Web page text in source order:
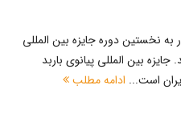
به نخستین دوره جایزه بین المللی
آذرماه ۹۵ تمدید شد. جایزه بین المللی پیانوی باربد
است... ادامه مطلب